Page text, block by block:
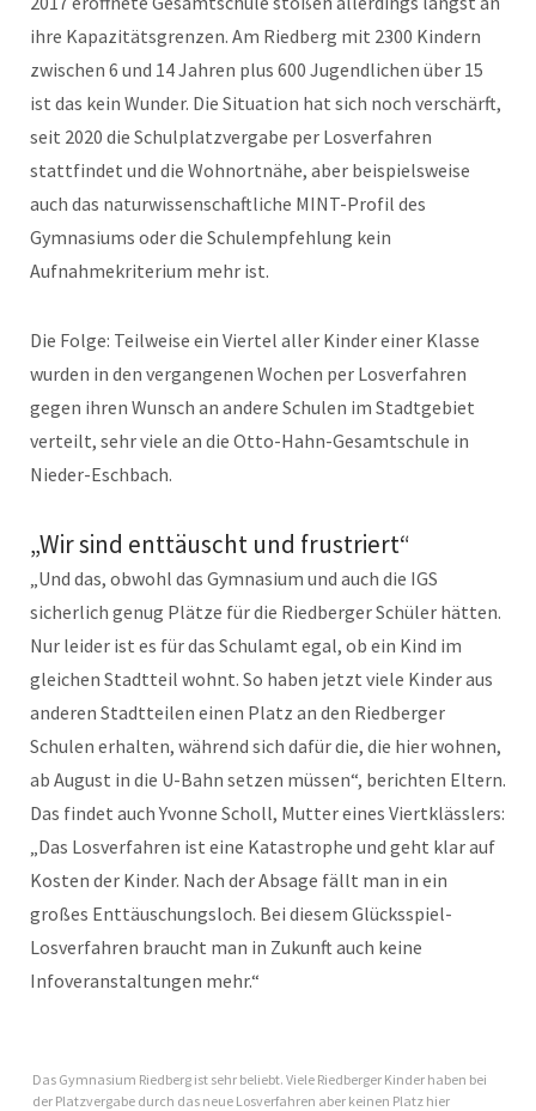
ihre Kapazitätsgrenzen. Am Riedberg mit 2300 Kindern
zwischen 6 und 14 Jahren plus 600 Jugendlichen über 15
ist das kein Wunder. Die Situation hat sich noch verschärft,
seit 2020 die Schulplatzvergabe per Losverfahren
stattfindet und die Wohnortnähe, aber beispielsweise
auch das naturwissenschaftliche MINT-Profil des
Gymnasiums oder die Schulempfehlung kein
Aufnahmekriterium mehr ist.
Die Folge: Teilweise ein Viertel aller Kinder einer Klasse
wurden in den vergangenen Wochen per Losverfahren
gegen ihren Wunsch an andere Schulen im Stadtgebiet
verteilt, sehr viele an die Otto-Hahn-Gesamtschule in
Nieder-Eschbach.
„Wir sind enttäuscht und frustriert“
„Und das, obwohl das Gymnasium und auch die IGS
sicherlich genug Plätze für die Riedberger Schüler hätten.
Nur leider ist es für das Schulamt egal, ob ein Kind im
gleichen Stadtteil wohnt. So haben jetzt viele Kinder aus
anderen Stadtteilen einen Platz an den Riedberger
Schulen erhalten, während sich dafür die, die hier wohnen,
ab August in die U-Bahn setzen müssen“, berichten Eltern.
Das findet auch Yvonne Scholl, Mutter eines Viertklässlers:
„Das Losverfahren ist eine Katastrophe und geht klar auf
Kosten der Kinder. Nach der Absage fällt man in ein
großes Enttäuschungsloch. Bei diesem Glücksspiel-
Losverfahren braucht man in Zukunft auch keine
Infoveranstaltungen mehr.“
Das Gymnasium Riedberg ist sehr beliebt. Viele Riedberger Kinder haben bei
der Platzvergabe durch das neue Losverfahren aber keinen Platz hier